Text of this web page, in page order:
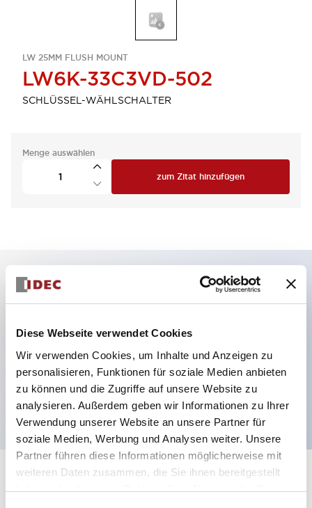
Diese Webseite verwendet Cookies
Wir verwenden Cookies, um Inhalte und Anzeigen zu
personalisieren, Funktionen für soziale Medien anbieten
zu können und die Zugriffe auf unsere Website zu
analysieren. Außerdem geben wir Informationen zu Ihrer
Verwendung unserer Website an unsere Partner für
soziale Medien, Werbung und Analysen weiter. Unsere
Partner führen diese Informationen möglicherweise mit
weiteren Daten zusammen, die Sie ihnen bereitgestellt
haben oder die sie im Rahmen Ihrer Nutzung der Dienste
LW 25MM FLUSH MOUNT
LW6K-33C3VD-502
SCHLÜSSEL-WÄHLSCHALTER
Menge auswählen
zum Zitat hinzufügen
Hauptmerkmale
Mehrfachbefestigung möglich
Der schlüsselsichere Selektorschalter verwendet
eine hochsichere Stiftzuhaltungsstruktur
Schutzart IP65 (IEC60529)